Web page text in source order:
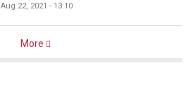
Aug 22, 2021 - 13:10
More